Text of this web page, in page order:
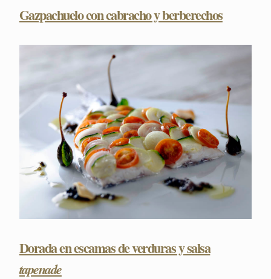
Gazpachuelo con cabracho y berberechos
Dorada en escamas de verduras y salsa
tapenade